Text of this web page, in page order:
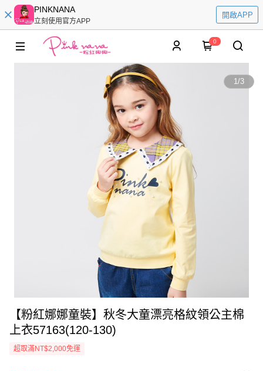
PINKNANA
立刻使用官方APP
開啟APP
0
1/3
【粉紅娜娜童裝】秋冬大童漂亮格紋領公主棉
上衣57163(120-130)
超取滿NT$2,000免運